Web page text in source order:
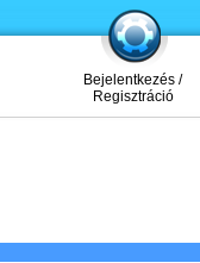
Bejelentkezés /
Regisztráció